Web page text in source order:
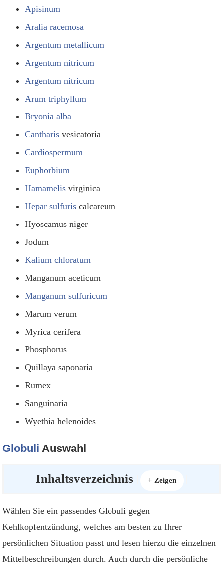
Apisinum
Aralia racemosa
Argentum metallicum
Argentum nitricum
Argentum nitricum
Arum triphyllum
Bryonia alba
Cantharis vesicatoria
Cardiospermum
Euphorbium
Hamamelis virginica
Hepar sulfuris calcareum
Hyoscamus niger
Jodum
Kalium chloratum
Manganum aceticum
Manganum sulfuricum
Marum verum
Myrica cerifera
Phosphorus
Quillaya saponaria
Rumex
Sanguinaria
Wyethia helenoides
Globuli Auswahl
Inhaltsverzeichnis + Zeigen
Wählen Sie ein passendes Globuli gegen
Kehlkopfentzündung, welches am besten zu Ihrer
persönlichen Situation passt und lesen hierzu die einzelnen
Mittelbeschreibungen durch. Auch durch die persönliche